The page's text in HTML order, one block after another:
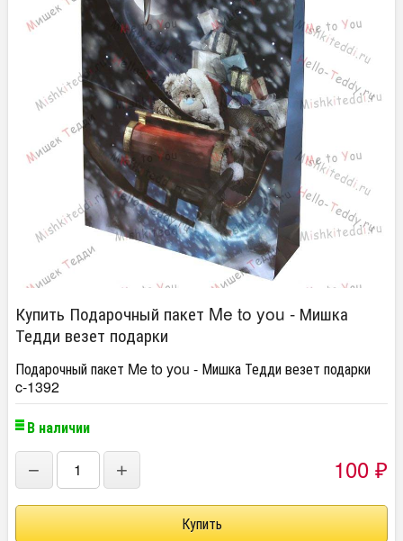
Купить Подарочный пакет Me to you - Мишка
Тедди везет подарки
Подарочный пакет Me to you - Мишка Тедди везет подарки
c-1392
В наличии
− + 100 ₽